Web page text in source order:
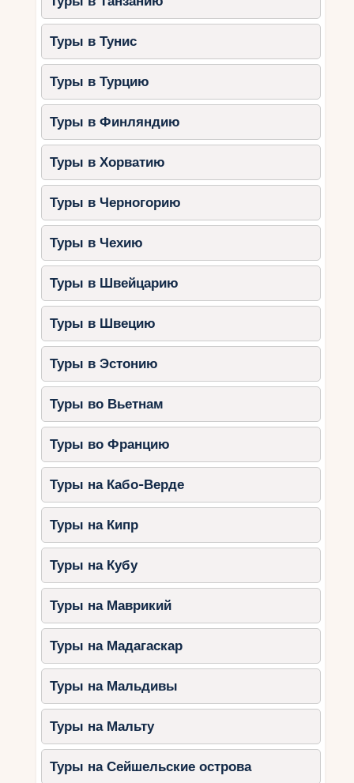
Туры в Тунис
Туры в Турцию
Туры в Финляндию
Туры в Хорватию
Туры в Черногорию
Туры в Чехию
Туры в Швейцарию
Туры в Швецию
Туры в Эстонию
Туры во Вьетнам
Туры во Францию
Туры на Кабо-Верде
Туры на Кипр
Туры на Кубу
Туры на Маврикий
Туры на Мадагаскар
Туры на Мальдивы
Туры на Мальту
Туры на Сейшельские острова